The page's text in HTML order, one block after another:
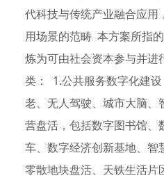
代科技与传统产业融合应
用场景的范畴 本方案所指
炼为可由社会资本参与并
类： 1.公共服务数字化建
老、无人驾驶、城市大脑
营盘活，包括数字图书馆
车、数字经济创新基地、
零散地块盘活、天铁生活